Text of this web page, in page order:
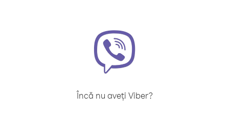
Încă nu aveți Viber?